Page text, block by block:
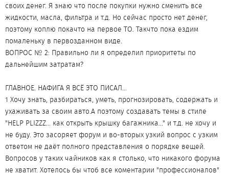
своих денег. Я знаю что после покупки нужно сменить все
жидкости, масла, фильтра и т.д. Но сейчас просто нет денег,
поэтому коплю покачто на первое ТО. Такчто пока ездим
помаленьку в первозданном виде.
ВОПРОС № 2: Правильно ли я определил приоритеты по
дальнейшим затратам?
ГЛАВНОЕ. НАФИГА Я ВСЁ ЭТО ПИСАЛ...
1 Хочу знать, разбираться, уметь, прогнозировать, содержать и
ухаживать за своим авто.А поэтому создавать темы в стиле
"HELP PLIZZZ... как открыть крышку багажника..." и т.д. не хочу и
не буду. Это засоряет форум и во-вторых узкий вопрос с узким
ответом не даёт полного представления о порядке вещей.
Вопросов у таких чайников как я столько, что никакого форума
не хватит. Хотелось бы чтоб все коментарии "профессионалов"